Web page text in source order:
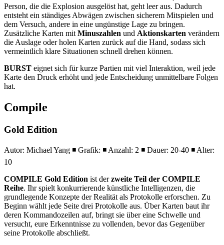
Person, die die Explosion ausgelöst hat, geht leer aus. Dadurch
entsteht ein ständiges Abwägen zwischen sicherem Mitspielen und
dem Versuch, andere in eine ungünstige Lage zu bringen.
Zusätzliche Karten mit Minuszahlen und Aktionskarten verändern
die Auslage oder holen Karten zurück auf die Hand, sodass sich
vermeintlich klare Situationen schnell drehen können.
BURST eignet sich für kurze Partien mit viel Interaktion, weil jede
Karte den Druck erhöht und jede Entscheidung unmittelbare Folgen
hat.
Compile
Gold Edition
Autor: Michael Yang ◾ Grafik: ◾ Anzahl: 2 ◾ Dauer: 20-40 ◾ Alter:
10
COMPILE Gold Edition ist derzweite Teil der COMPILE
Reihe. Ihr spielt konkurrierende künstliche Intelligenzen, die
grundlegende Konzepte der Realität als Protokolle erforschen. Zu
Beginn wählt jede Seite drei Protokolle aus. Über Karten baut ihr
deren Kommandozeilen auf, bringt sie über eine Schwelle und
versucht, eure Erkenntnisse zu vollenden, bevor das Gegenüber
seine Protokolle abschließt.